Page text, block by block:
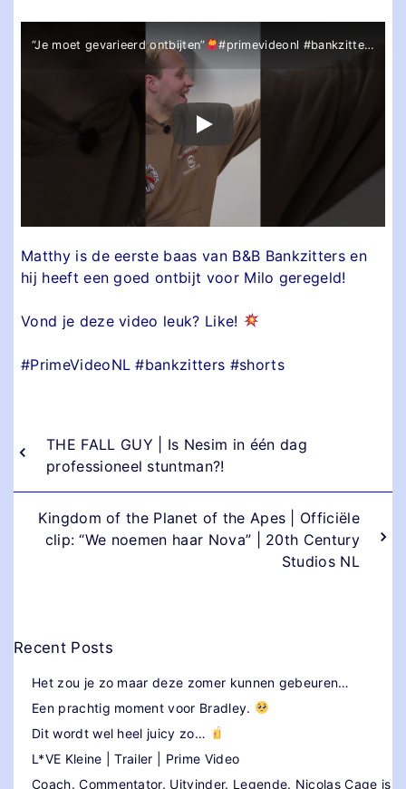
“Je moet gevarieerd ontbijten” #primevideonl #bankzitters #shorts
Matthy is de eerste baas van B&B Bankzitters en
hij heeft een goed ontbijt voor Milo geregeld!
Vond je deze video leuk? Like!
#PrimeVideoNL #bankzitters #shorts
THE FALL GUY | Is Nesim in één dag
professioneel stuntman?!
Kingdom of the Planet of the Apes | Officiële
clip: “We noemen haar Nova” | 20th Century
Studios NL
Recent Posts
Het zou je zo maar deze zomer kunnen gebeuren…
Een prachtig moment voor Bradley.
Dit wordt wel heel juicy zo…
L*VE Kleine | Trailer | Prime Video
Coach. Commentator. Uitvinder. Legende. Nicolas Cage is